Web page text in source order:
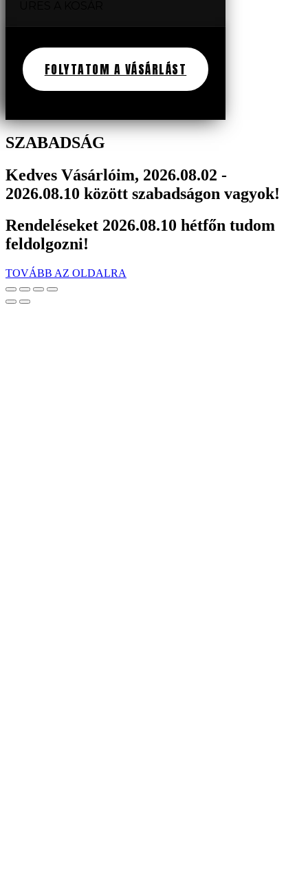
FOLYTATOM A VÁSÁRLÁST
SZABADSÁG
Kedves Vásárlóim, 2026.08.02 -
2026.08.10 között szabadságon vagyok!
Rendeléseket 2026.08.10 hétfőn tudom
feldolgozni!
TOVÁBB AZ OLDALRA